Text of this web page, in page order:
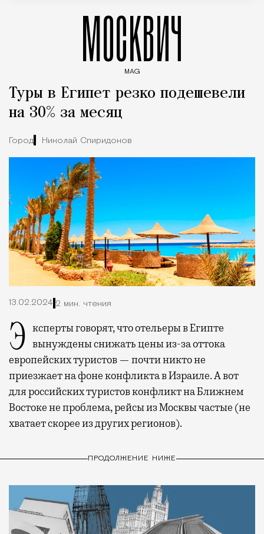
МОСКВИЧ
MAG
Туры в Египет резко подешевели
на 30% за месяц
Город Николай Спиридонов
13.02.2024 2 мин. чтения
Эксперты говорят, что отельеры в Египте вынуждены снижать цены из-за оттока
европейских туристов — почти никто не
приезжает на фоне конфликта в Израиле. А вот
для российских туристов конфликт на Ближнем
Востоке не проблема, рейсы из Москвы частые (не
хватает скорее из других регионов).
ПРОДОЛЖЕНИЕ НИЖЕ